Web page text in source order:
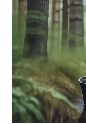
SERDANG
WN
TEBING
TINGGI
WN
PAKPAK
WN